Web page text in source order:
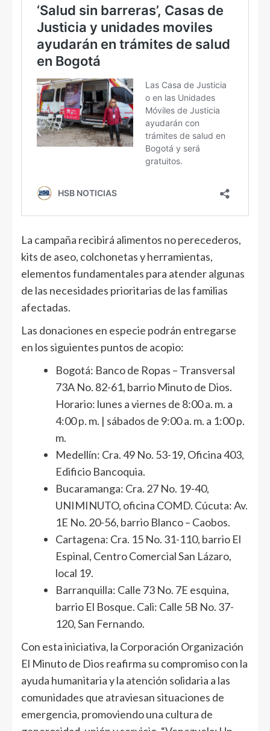
La campaña recibirá alimentos no perecederos,
kits de aseo, colchonetas y herramientas,
elementos fundamentales para atender algunas
de las necesidades prioritarias de las familias
afectadas.
Las donaciones en especie podrán entregarse
en los siguientes puntos de acopio:
Bogotá: Banco de Ropas – Transversal
73A No. 82-61, barrio Minuto de Dios.
Horario: lunes a viernes de 8:00 a. m. a
4:00 p. m. | sábados de 9:00 a. m. a 1:00 p.
m.
Medellín: Cra. 49 No. 53-19, Oficina 403,
Edificio Bancoquia.
Bucaramanga: Cra. 27 No. 19-40,
UNIMINUTO, oficina COMD. Cúcuta: Av.
1E No. 20-56, barrio Blanco – Caobos.
Cartagena: Cra. 15 No. 31-110, barrio El
Espinal, Centro Comercial San Lázaro,
local 19.
Barranquilla: Calle 73 No. 7E esquina,
barrio El Bosque. Cali: Calle 5B No. 37-
120, San Fernando.
Con esta iniciativa, la Corporación Organización
El Minuto de Dios reafirma su compromiso con la
ayuda humanitaria y la atención solidaria a las
comunidades que atraviesan situaciones de
emergencia, promoviendo una cultura de